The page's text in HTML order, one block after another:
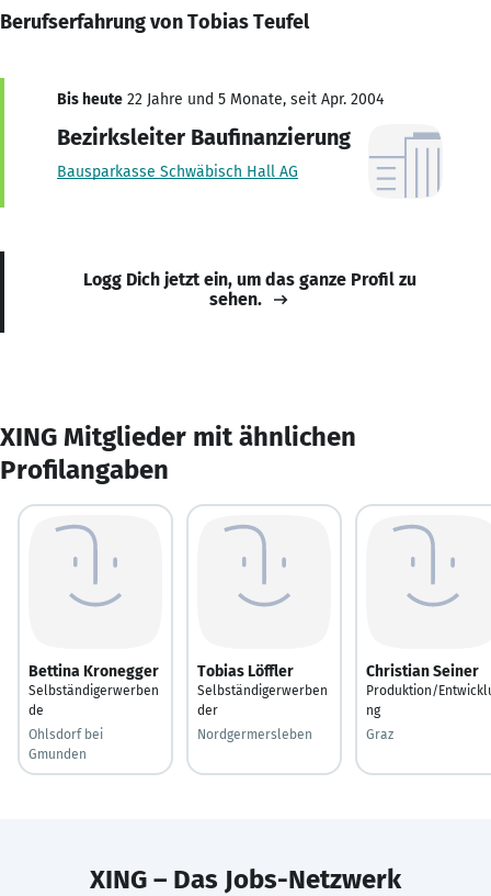
Berufserfahrung von Tobias Teufel
Bis heute 22 Jahre und 5 Monate, seit Apr. 2004
Bezirksleiter Baufinanzierung
Bausparkasse Schwäbisch Hall AG
Logg Dich jetzt ein, um das ganze Profil zu
sehen.
XING Mitglieder mit ähnlichen
Profilangaben
Bettina Kronegger
Selbständigerwerben
de
Ohlsdorf bei
Gmunden
Tobias Löffler
Selbständigerwerben
der
Nordgermersleben
Christian Seiner
Produktion/
ng
Graz
XING – Das Jobs-Netzwerk